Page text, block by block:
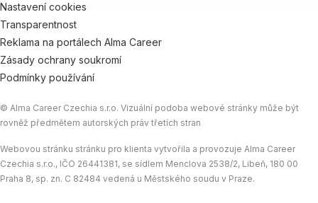
Nastavení cookies
Transparentnost
Reklama na portálech Alma Career
Zásady ochrany soukromí
Podmínky používání
© Alma Career Czechia s.r.o. Vizuální podoba webové stránky může být
rovněž předmětem autorských práv třetích stran
Webovou stránku stránku pro klienta vytvořila a provozuje Alma Career
Czechia s.r.o., IČO 26441381, se sídlem Menclova 2538/2, Libeň, 180 00
Praha 8, sp. zn. C 82484 vedená u Městského soudu v Praze.